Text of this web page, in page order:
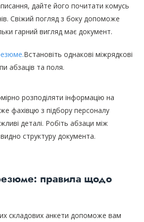
дайте його почитати комусь
Свіжий погляд з боку допоможе
гарний вигляд має документ.
Встановіть однакові міжрядкові
абзаців та поля.
розподіляти інформацію на
фахівцю з підбору персоналу
деталі. Робіть абзаци між
структуру документа.
правила щодо
складових анкети допоможе вам